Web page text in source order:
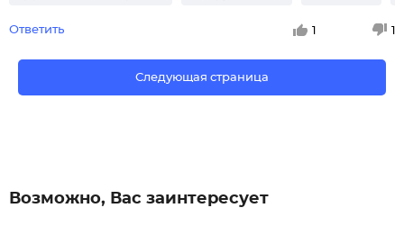
Ответить 1 1
Следующая страница
Возможно, Вас заинтересует